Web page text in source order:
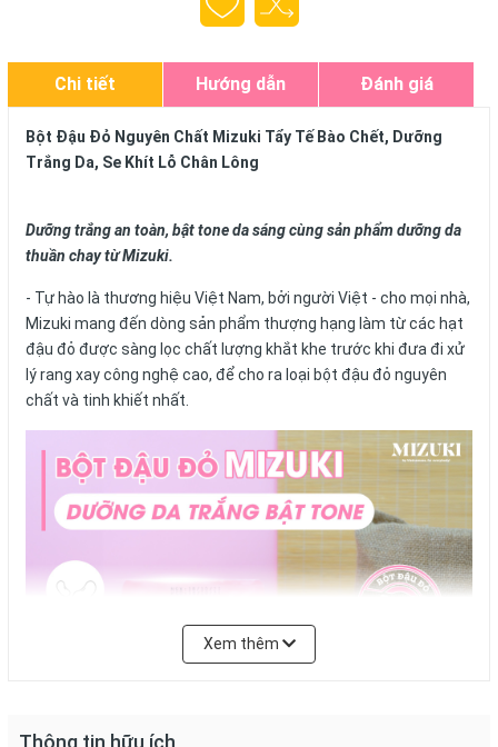
Chi tiết Hướng dẫn Đánh giá
Bột Đậu Đỏ Nguyên Chất Mizuki Tẩy Tế Bào Chết, Dưỡng
Trắng Da, Se Khít Lỗ Chân Lông
Dưỡng trắng an toàn, bật tone da sáng cùng sản phẩm dưỡng da
thuần chay từ Mizuki.
- Tự hào là thương hiệu Việt Nam, bởi người Việt - cho mọi nhà,
Mizuki mang đến dòng sản phẩm thượng hạng làm từ các hạt
đậu đỏ được sàng lọc chất lượng khắt khe trước khi đưa đi xử
lý rang xay công nghệ cao, để cho ra loại bột đậu đỏ nguyên
chất và tinh khiết nhất.
Xem thêm
Thông tin hữu ích